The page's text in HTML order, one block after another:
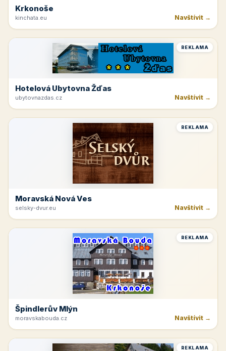
Krkonoše
kinchata.eu Navštívit →
REKLAMA
Hotelová Ubytovna Žďas
ubytovnazdas.cz Navštívit →
REKLAMA
Moravská Nová Ves
selsky-dvur.eu Navštívit →
REKLAMA
Špindlerův Mlýn
moravskabouda.cz Navštívit →
REKLAMA